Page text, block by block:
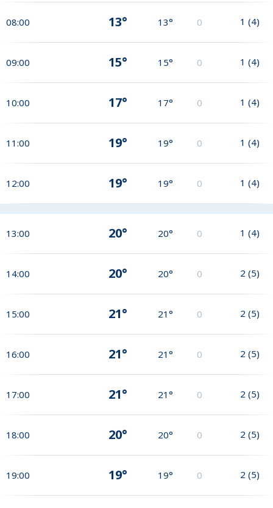
08:00 13° 13° 0 1 (4)
09:00 15° 15° 0 1 (4)
10:00 17° 17° 0 1 (4)
11:00 19° 19° 0 1 (4)
12:00 19° 19° 0 1 (4)
13:00 20° 20° 0 1 (4)
14:00 20° 20° 0 2 (5)
15:00 21° 21° 0 2 (5)
16:00 21° 21° 0 2 (5)
17:00 21° 21° 0 2 (5)
18:00 20° 20° 0 2 (5)
19:00 19° 19° 0 2 (5)